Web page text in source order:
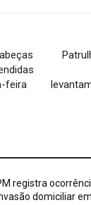
feira
registra
domiciliar